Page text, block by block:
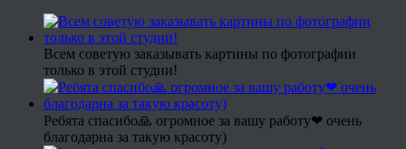
Всем советую заказывать картины по фотографии
только в этой студии!
Ребята спасибо🙏 огромное за вашу работу❤ очень
благодарна за такую красоту)